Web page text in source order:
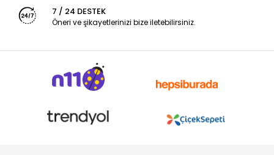
7 / 24 DESTEK
Öneri ve şikayetlerinizi bize iletebilirsiniz.